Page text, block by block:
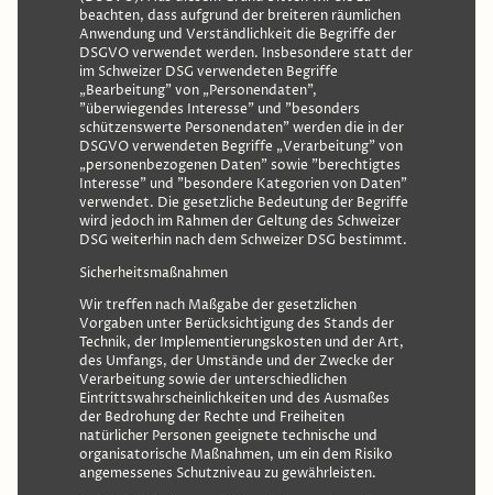
beachten, dass aufgrund der breiteren räumlichen
Anwendung und Verständlichkeit die Begriffe der
DSGVO verwendet werden. Insbesondere statt der
im Schweizer DSG verwendeten Begriffe
„Bearbeitung" von „Personendaten",
"überwiegendes Interesse" und "besonders
schützenswerte Personendaten" werden die in der
DSGVO verwendeten Begriffe „Verarbeitung" von
„personenbezogenen Daten" sowie "berechtigtes
Interesse" und "besondere Kategorien von Daten"
verwendet. Die gesetzliche Bedeutung der Begriffe
wird jedoch im Rahmen der Geltung des Schweizer
DSG weiterhin nach dem Schweizer DSG bestimmt.
Sicherheitsmaßnahmen
Wir treffen nach Maßgabe der gesetzlichen
Vorgaben unter Berücksichtigung des Stands der
Technik, der Implementierungskosten und der Art,
des Umfangs, der Umstände und der Zwecke der
Verarbeitung sowie der unterschiedlichen
Eintrittswahrscheinlichkeiten und des Ausmaßes
der Bedrohung der Rechte und Freiheiten
natürlicher Personen geeignete technische und
organisatorische Maßnahmen, um ein dem Risiko
angemessenes Schutzniveau zu gewährleisten.